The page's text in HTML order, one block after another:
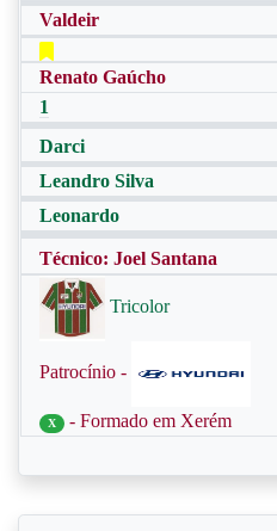
Valdeir
Renato Gaúcho
1
Darci
Leandro Silva
Leonardo
Técnico: Joel Santana
Tricolor
Patrocínio -
X - Formado em Xerém